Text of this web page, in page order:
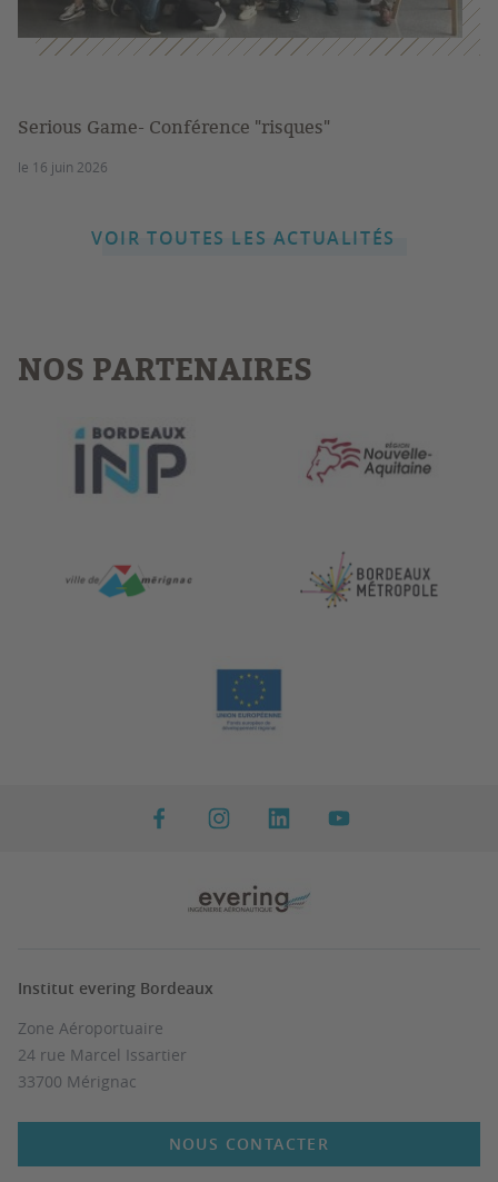
Serious Game- Conférence "risques"
le 16 juin 2026
VOIR TOUTES LES ACTUALITÉS
NOS PARTENAIRES
Institut evering Bordeaux
Zone Aéroportuaire
24 rue Marcel Issartier
33700 Mérignac
NOUS CONTACTER